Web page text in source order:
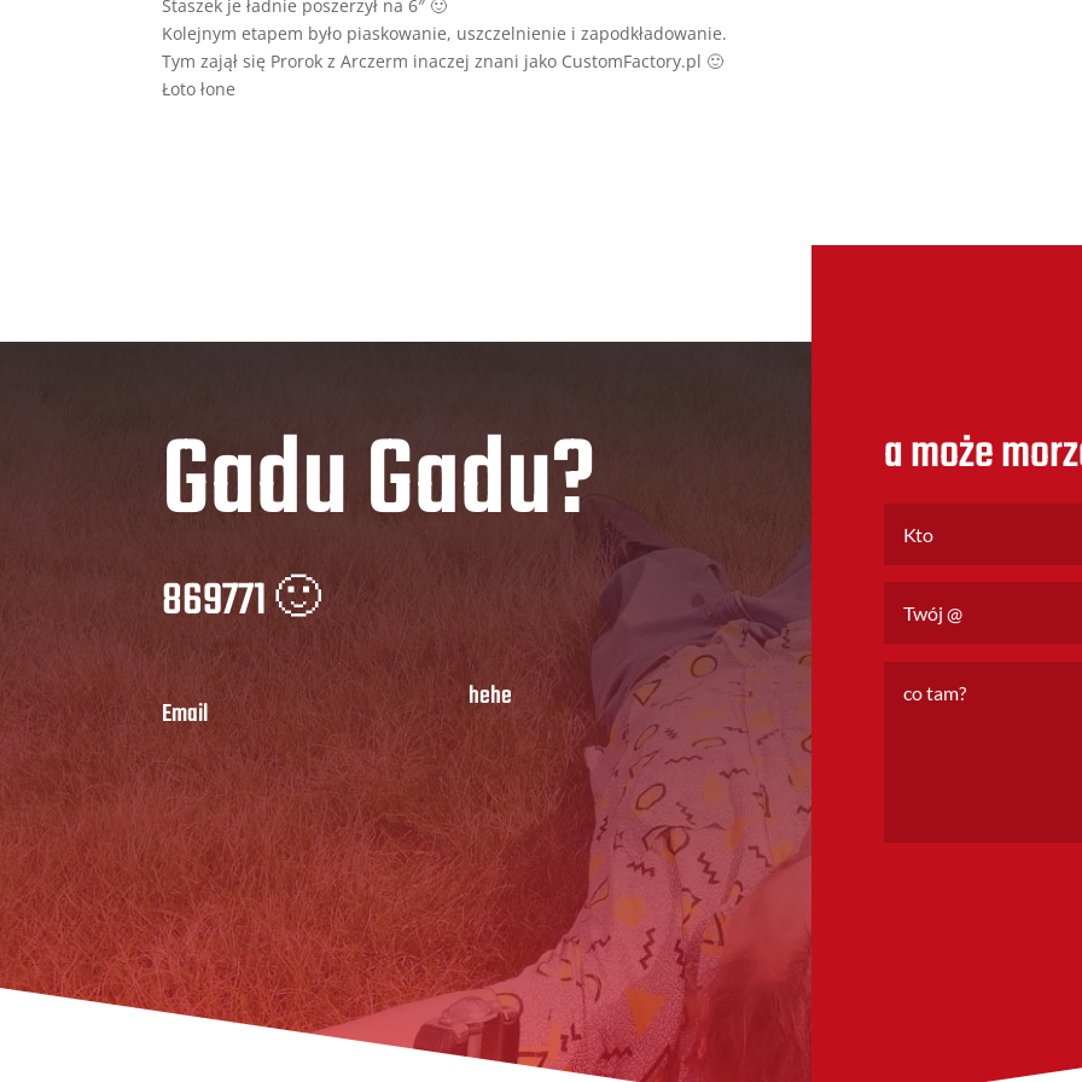
Staszek je ładnie poszerzył na 6″ 🙂
Kolejnym etapem było piaskowanie, uszczelnienie i zapodkładowanie.
Tym zajął się Prorok z Arczerm inaczej znani jako CustomFactory.pl 🙂
Łoto łone
Gadu Gadu?
869771 🙂
Email hehe
a może